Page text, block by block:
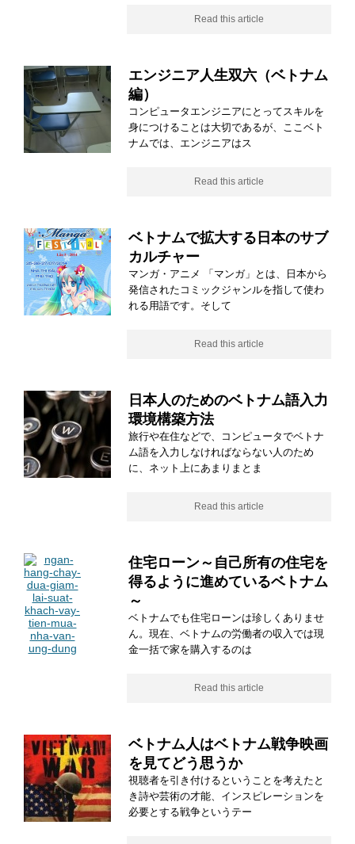
Read this article
エンジニア人生双六（ベトナム
編）
コンピュータエンジニアにとってスキルを
身につけることは大切であるが、ここベト
ナムでは、エンジニアはス
Read this article
ベトナムで拡大する日本のサブ
カルチャー
マンガ・アニメ 「マンガ」とは、日本から
発信されたコミックジャンルを指して使わ
れる用語です。そして
Read this article
日本人のためのベトナム語入力
環境構築方法
旅行や在住などで、コンピュータでベトナ
ム語を入力しなければならない人のため
に、ネット上にあまりまとま
Read this article
住宅ローン～自己所有の住宅を
得るように進めているベトナム
～
ベトナムでも住宅ローンは珍しくありませ
ん。現在、ベトナムの労働者の収入では現
金一括で家を購入するのは
Read this article
ベトナム人はベトナム戦争映画
を見てどう思うか
視聴者を引き付けるということを考えたと
き詩や芸術の才能、インスピレーションを
必要とする戦争というテー